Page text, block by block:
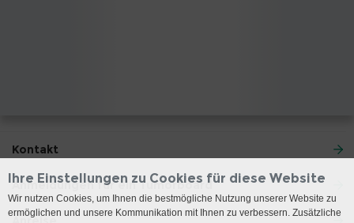
Kontakt
Anmeldungen für ein Tumorboard
Ihre Einstellungen zu Cookies für diese Website
Wir nutzen Cookies, um Ihnen die bestmögliche Nutzung unserer Website zu
ermöglichen und unsere Kommunikation mit Ihnen zu verbessern. Zusätzliche